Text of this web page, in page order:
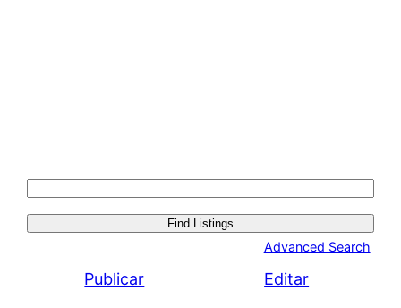
Search
for:
Advanced Search
Publicar Editar